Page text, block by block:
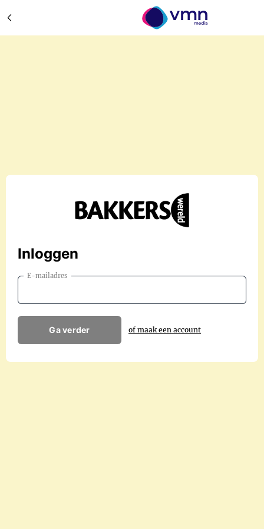
Inloggen
E-mailadres
Ga verder of maak een account